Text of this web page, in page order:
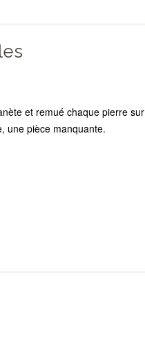
et remué chaque pierre sur
une pièce manquante.